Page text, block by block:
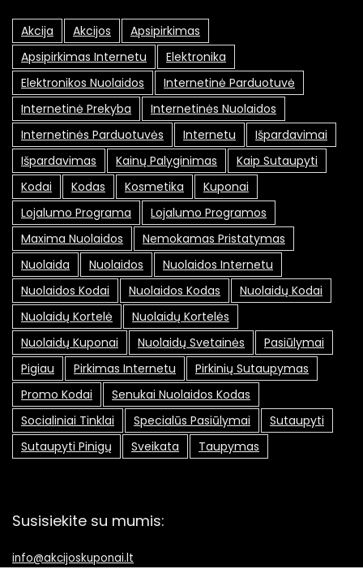
Akcija Akcijos
Apsipirkimas
Apsipirkimas Internetu
Elektronika
Elektronikos Nuolaidos
Internetinė Parduotuvė
Internetinė Prekyba
Internetinės Nuolaidos
Internetinės Parduotuvės
Internetu
Išpardavimai
Išpardavimas
Kainų Palyginimas
Kaip Sutaupyti
Kodai
Kodas Kosmetika
Kuponai
Lojalumo Programa
Lojalumo Programos
Maxima Nuolaidos
Nemokamas Pristatymas
Nuolaida
Nuolaidos
Nuolaidos Internetu
Nuolaidos Kodai
Nuolaidos Kodas
Nuolaidų Kodai
Nuolaidų Kortelė
Nuolaidų Kortelės
Nuolaidų Kuponai
Nuolaidų Svetainės
Pasiūlymai
Pigiau
Pirkimas Internetu
Pirkinių Sutaupymas
Promo Kodai
Senukai Nuolaidos Kodas
Socialiniai Tinklai
Specialūs Pasiūlymai
Sutaupyti
Sutaupyti Pinigų
Sveikata Taupymas
Susisiekite su mumis:
info@akcijoskuponai.lt